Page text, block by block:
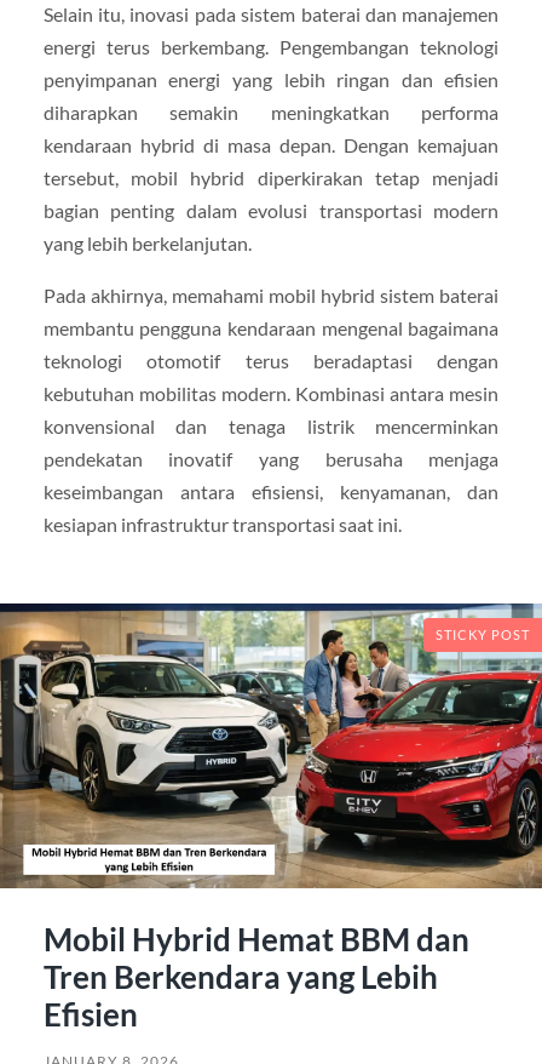
Selain itu, inovasi pada sistem baterai dan manajemen
energi terus berkembang. Pengembangan teknologi
penyimpanan energi yang lebih ringan dan efisien
diharapkan semakin meningkatkan performa
kendaraan hybrid di masa depan. Dengan kemajuan
tersebut, mobil hybrid diperkirakan tetap menjadi
bagian penting dalam evolusi transportasi modern
yang lebih berkelanjutan.
Pada akhirnya, memahami mobil hybrid sistem baterai
membantu pengguna kendaraan mengenal bagaimana
teknologi otomotif terus beradaptasi dengan
kebutuhan mobilitas modern. Kombinasi antara mesin
konvensional dan tenaga listrik mencerminkan
pendekatan inovatif yang berusaha menjaga
keseimbangan antara efisiensi, kenyamanan, dan
kesiapan infrastruktur transportasi saat ini.
STICKY POST
Mobil Hybrid Hemat BBM dan
Tren Berkendara yang Lebih
Efisien